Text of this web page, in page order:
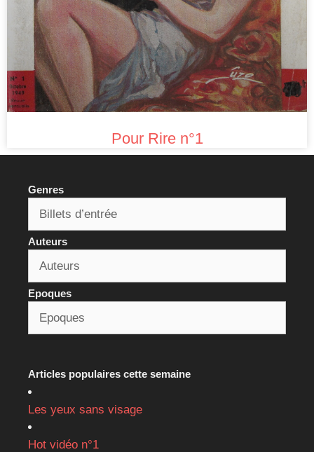
Pour Rire n°1
Genres
Auteurs
Epoques
Articles populaires cette semaine
Les yeux sans visage
Hot vidéo n°1